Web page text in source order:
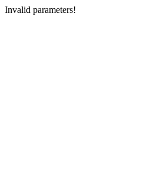
Invalid parameters!